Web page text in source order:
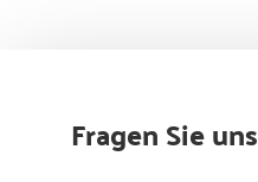
Fragen Sie uns